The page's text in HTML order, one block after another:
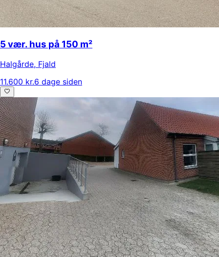
5 vær. hus på 150 m²
Halgårde, Fjald
11.600 kr.6 dage siden